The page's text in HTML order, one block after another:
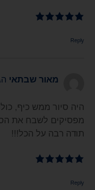
Reply
מאור שבתאי
היה סיור ממש כיף,
מפסיקים לשבח את
תודה רבה על הכל!!!
Reply